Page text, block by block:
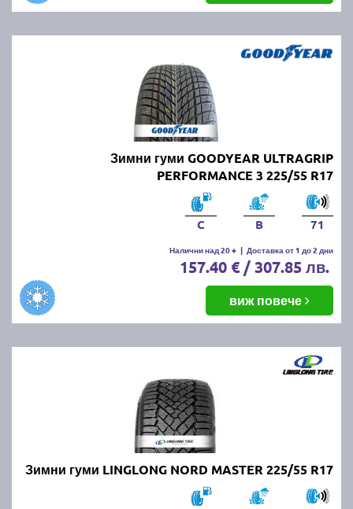
Зимни гуми GOODYEAR ULTRAGRIP
PERFORMANCE 3 225/55 R17
C B 71
Налични над 20 + | Доставка от 1 до 2 дни
157.40 € / 307.85 лв.
виж повече
Зимни гуми LINGLONG NORD MASTER 225/55 R17